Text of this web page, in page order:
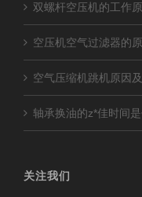
双螺杆空压机的工作
空压机空气过滤器的
空气压缩机跳机原因
轴承换油的z*佳时间
关注我们